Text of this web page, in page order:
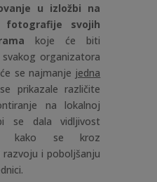
u izložbi na
svojih
koje će biti
organizatora
se najmanje jedna
prikazale različite
na lokalnoj
se dala vidljivost
kako se kroz
i poboljšanju